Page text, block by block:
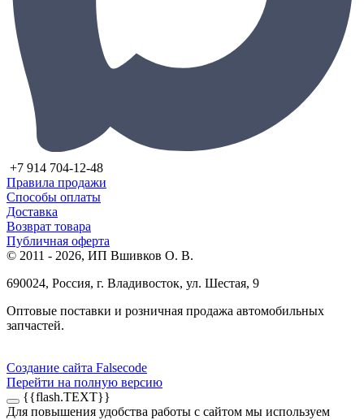
+7 914 704-12-48
Правила продажи
Способы оплаты
Доставка
Возврат товара
Публичная оферта
© 2011 - 2026, ИП Вшивков О. В.
690024, Россия, г. Владивосток, ул. Шестая, 9
Оптовые поставки и розничная продажа автомобильных
запчастей.
Создание сайта Falsecode
Перейти на полную версию
{{flash.TEXT}}
Для повышения удобства работы с сайтом мы используем